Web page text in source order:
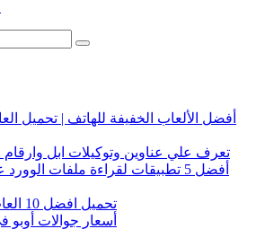
أفضل الألعاب الخفيفة للهاتف | تحميل
تعرف علي عناوين وتوكيلات ابل
تحميل افضل 10 العاب بنات للأندوريد
أسعار جوالات أوبو فى